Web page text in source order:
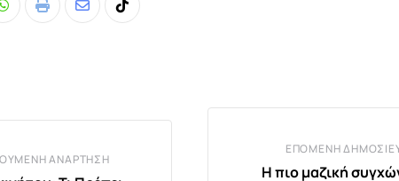
Whatsapp
Print
ShareTiktok
ΑΝΆΡΤΗΣΗ
ΕΠΌΜΕΝΗ
Η πιο μαζική